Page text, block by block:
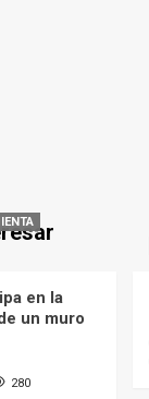
en la
un muro
280